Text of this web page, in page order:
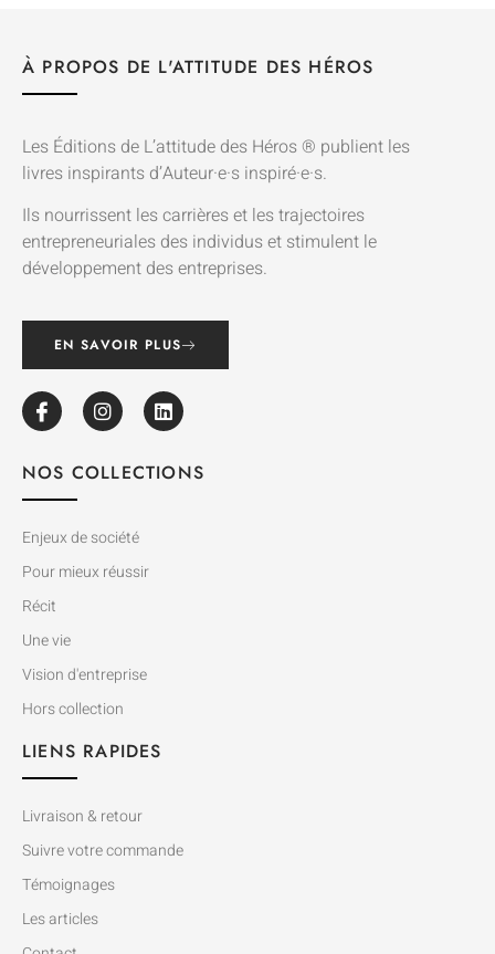
À PROPOS DE L'ATTITUDE DES HÉROS
Les Éditions de L’attitude des Héros ® publient les
livres inspirants d’Auteur·e·s inspiré·e·s.
Ils nourrissent les carrières et les trajectoires
entrepreneuriales des individus et stimulent le
développement des entreprises.
EN SAVOIR PLUS
NOS COLLECTIONS
Enjeux de société
Pour mieux réussir
Récit
Une vie
Vision d'entreprise
Hors collection
LIENS RAPIDES
Livraison & retour
Suivre votre commande
Témoignages
Les articles